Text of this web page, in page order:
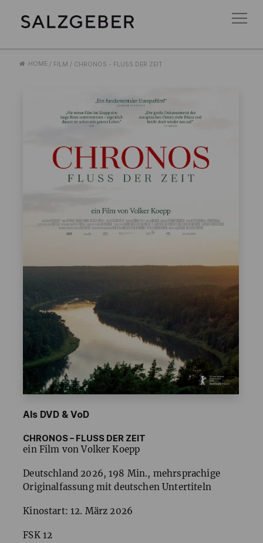
HOME/ FILM / CHRONOS - FLUSS DER ZEIT
Als DVD & VoD
CHRONOS – FLUSS DER ZEIT
ein Film von Volker Koepp
Deutschland 2026, 198 Min., mehrsprachige
Originalfassung mit deutschen Untertiteln
Kinostart: 12. März 2026
FSK12